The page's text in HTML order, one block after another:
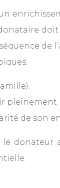
de
de son
le